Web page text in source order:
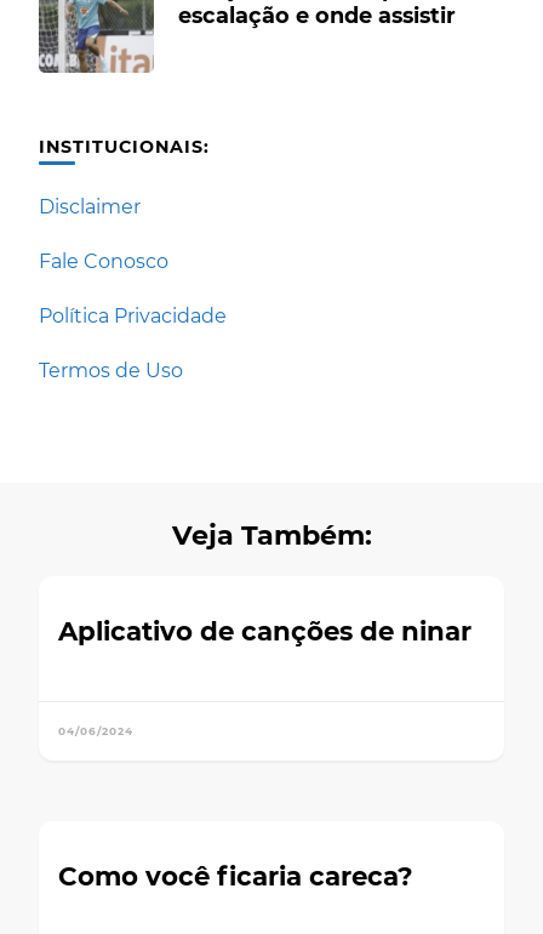
escalação e onde assistir
INSTITUCIONAIS:
Disclaimer
Fale Conosco
Política Privacidade
Termos de Uso
Veja Também:
Aplicativo de canções de ninar
04/06/2024
Como você ficaria careca?